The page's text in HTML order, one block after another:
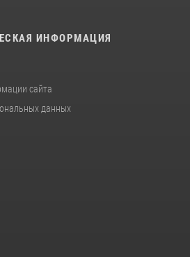
ИНФОРМАЦИЯ
сайта
данных